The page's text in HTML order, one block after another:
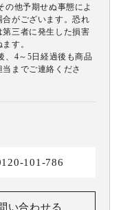
他予期せぬ事態によ
がございます。恐れ
三者に発生した損害
す。
、4～5日経過後も商品
までご連絡くださ
101-786
い合わせる